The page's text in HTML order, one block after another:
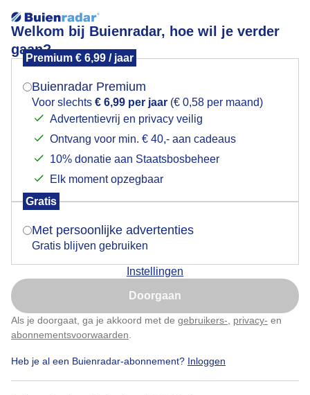
Welkom bij Buienradar, hoe wil je verder
gaan?
Premium € 6,99 / jaar
Buienradar Premium
Voor slechts € 6,99 per jaar (€ 0,58 per maand)
Advertentievrij en privacy veilig
Ontvang voor min. € 40,- aan cadeaus
10% donatie aan Staatsbosbeheer
Elk moment opzegbaar
Gratis
Met persoonlijke advertenties
Gratis blijven gebruiken
Instellingen
Doorgaan
Als je doorgaat, ga je akkoord met de gebruikers- privacy- en
abonnementsvoorwaarden
Heb je al een Buienradar-abonnement? Inloggen
Onweer op komst
Spectaculaire lucht en licht
Door: Cees de Goede Gemaakt: 21-07-2025, 254x bekeken
Zon Regen Wolken
Mogen we je locatie gebruiken voor het
Indien je hier nog geen akkoord op hebt gegeven,
verschijnt er zo een pop-up uit je browser waarin
Is goed, toon de popup
Nu niet, misschien later
Klik hierom dit aan te passen